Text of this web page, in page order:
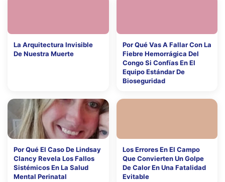
La Arquitectura Invisible
De Nuestra Muerte
Por Qué Vas A Fallar Con La
Fiebre Hemorrágica Del
Congo Si Confías En El
Equipo Estándar De
Bioseguridad
Por Qué El Caso De Lindsay
Clancy Revela Los Fallos
Sistémicos En La Salud
Mental Perinatal
Los Errores En El Campo
Que Convierten Un Golpe
De Calor En Una Fatalidad
Evitable